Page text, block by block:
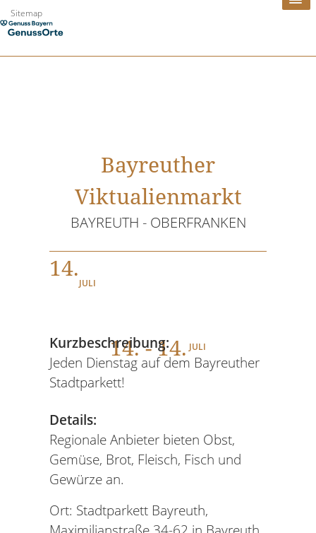
Zum
Inhalt
Sitemap
Bayreuther
Viktualienmarkt
BAYREUTH - OBERFRANKEN
14.
JULI
14. - 14. JULI
Kurzbeschreibung:
Jeden Dienstag auf dem Bayreuther
Stadtparkett!
Details:
Regionale Anbieter bieten Obst,
Gemüse, Brot, Fleisch, Fisch und
Gewürze an.
Ort: Stadtparkett Bayreuth,